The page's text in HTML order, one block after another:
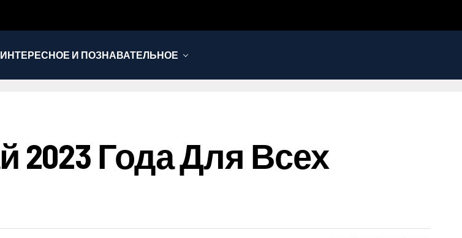
ИНТЕРЕСНОЕ И ПОЗНАВАТЕЛЬНОЕ
2023 Года Для Всех